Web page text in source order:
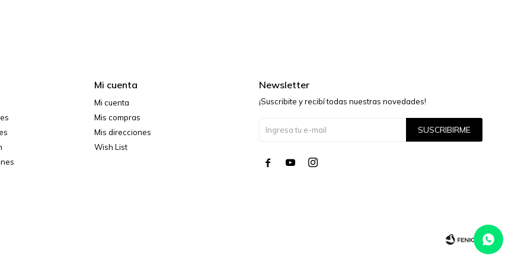
Mi cuenta
Mi cuenta
Mis compras
Mis direcciones
Wish List
Newsletter
¡Suscribite y recibí todas nuestras novedades!
SUSCRIBIRME
  